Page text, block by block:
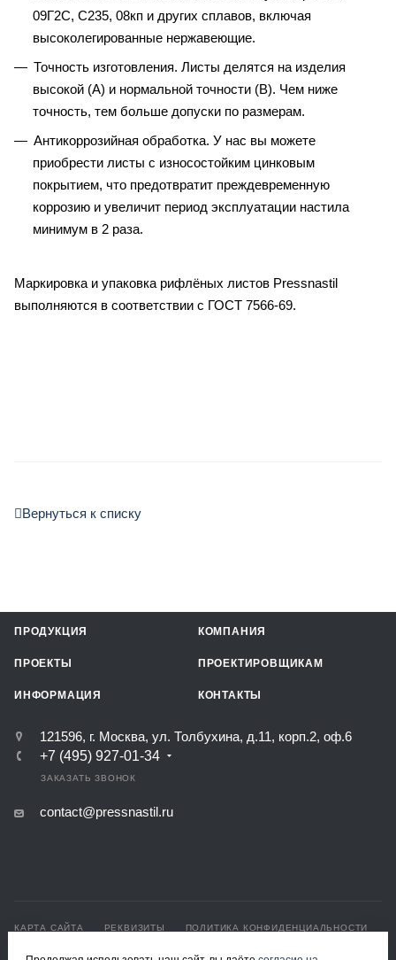
09Г2С, С235, 08кп и других сплавов, включая
высоколегированные нержавеющие.
Точность изготовления. Листы делятся на изделия
высокой (А) и нормальной точности (В). Чем ниже
точность, тем больше допуски по размерам.
Антикоррозийная обработка. У нас вы можете
приобрести листы с износостойким цинковым
покрытием, что предотвратит преждевременную
коррозию и увеличит период эксплуатации настила
минимум в 2 раза.
Маркировка и упаковка рифлёных листов Pressnastil
выполняются в соответствии с ГОСТ 7566-69.
Вернуться к списку
ПРОДУКЦИЯ КОМПАНИЯ
ПРОЕКТЫ ПРОЕКТИРОВЩИКАМ
ИНФОРМАЦИЯ КОНТАКТЫ
121596, г. Москва, ул. Толбухина, д.11, корп.2, оф.6
+7 (495) 927-01-34
ЗАКАЗАТЬ ЗВОНОК
contact@pressnastil.ru
КАРТА САЙТА РЕКВИЗИТЫ
ПОЛИТИКА КОНФИДЕНЦИАЛЬНОСТИ